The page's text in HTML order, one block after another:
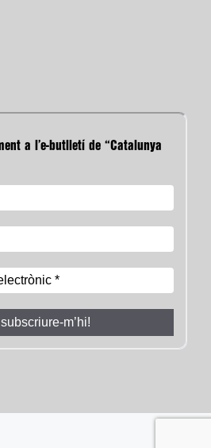
a l’e-butlletí de “Catalunya